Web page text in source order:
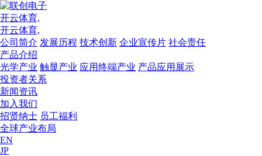
开云体育,
开云体育,
公司简介 发展历程 技术创新 企业宣传片 社会责任
产品介绍
光学产业 触显产业 应用终端产业 产品应用展示
投资者关系
新闻资讯
加入我们
招贤纳士 员工福利
全球产业布局
EN
JP